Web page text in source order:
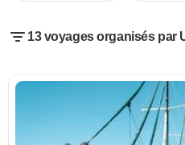
13 voyages organisés par